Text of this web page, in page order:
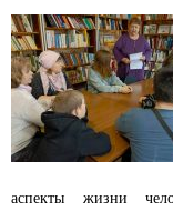
аспекты жизни